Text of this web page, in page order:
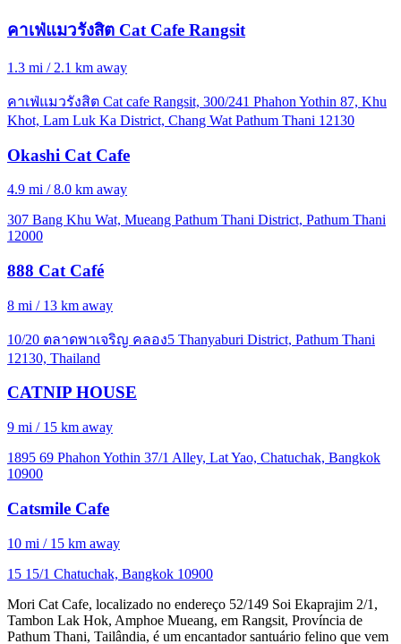
คาเฟ่แมวรังสิต Cat Cafe Rangsit
1.3 mi / 2.1 km away
คาเฟ่แมวรังสิต Cat cafe Rangsit, 300/241 Phahon Yothin 87, Khu
Khot, Lam Luk Ka District, Chang Wat Pathum Thani 12130
Okashi Cat Cafe
4.9 mi / 8.0 km away
307 Bang Khu Wat, Mueang Pathum Thani District, Pathum Thani
12000
888 Cat Café
8 mi / 13 km away
10/20 ตลาดพาเจริญ คลอง5 Thanyaburi District, Pathum Thani
12130, Thailand
CATNIP HOUSE
9 mi / 15 km away
1895 69 Phahon Yothin 37/1 Alley, Lat Yao, Chatuchak, Bangkok
10900
Catsmile Cafe
10 mi / 15 km away
15 15/1 Chatuchak, Bangkok 10900
Mori Cat Cafe, localizado no endereço 52/149 Soi Ekaprajim 2/1,
Tambon Lak Hok, Amphoe Mueang, em Rangsit, Província de
Pathum Thani, Tailândia, é um encantador santuário felino que vem